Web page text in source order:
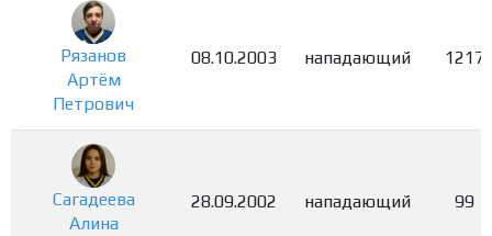
Рязанов
Артём
Петрович
08.10.2003 нападающий 1217
Сагадеева
Алина
28.09.2002 нападающий 99